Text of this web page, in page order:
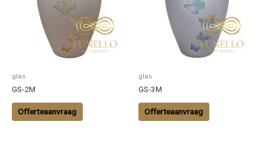
glas
GS-2M
Offerteaanvraag
glas
GS-3M
Offerteaanvraag